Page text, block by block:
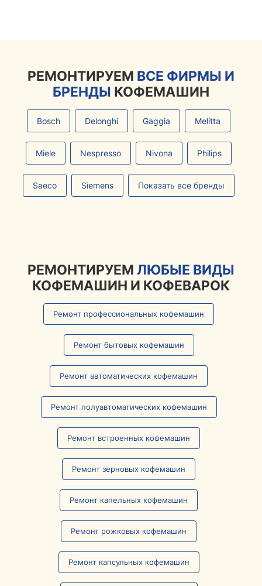
РЕМОНТИРУЕМ ВСЕ ФИРМЫ И
БРЕНДЫ КОФЕМАШИН
Bosch Delonghi Gaggia Melitta
Miele Nespresso Nivona Philips
Saeco Siemens Показать все бренды
РЕМОНТИРУЕМ ЛЮБЫЕ ВИДЫ
КОФЕМАШИН И КОФЕВАРОК
Ремонт профессиональных кофемашин
Ремонт бытовых кофемашин
Ремонт автоматических кофемашин
Ремонт полуавтоматических кофемашин
Ремонт встроенных кофемашин
Ремонт зерновых кофемашин
Ремонт капельных кофемашин
Ремонт рожковых кофемашин
Ремонт капсульных кофемашин